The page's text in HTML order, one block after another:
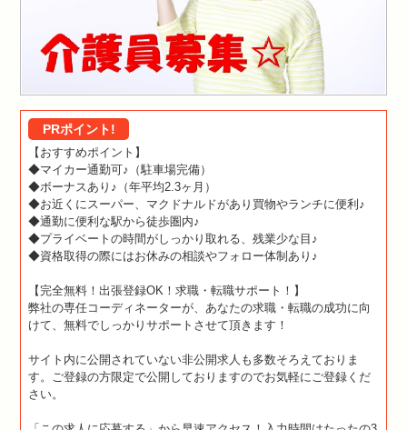
PRポイント!
【おすすめポイント】
◆マイカー通勤可♪（駐車場完備）
◆ボーナスあり♪（年平均2.3ヶ月）
◆お近くにスーパー、マクドナルドがあり買物やランチに便利♪
◆通勤に便利な駅から徒歩圏内♪
◆プライベートの時間がしっかり取れる、残業少な目♪
◆資格取得の際にはお休みの相談やフォロー体制あり♪
【完全無料！出張登録OK！求職・転職サポート！】
弊社の専任コーディネーターが、あなたの求職・転職の成功に向
けて、無料でしっかりサポートさせて頂きます！
サイト内に公開されていない非公開求人も多数そろえておりま
す。ご登録の方限定で公開しておりますのでお気軽にご登録くだ
さい。